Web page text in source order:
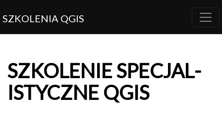
SZKOLENIA QGIS
SZKOLE­NIESPEC­JAL­
ISTY­CZNE QGIS